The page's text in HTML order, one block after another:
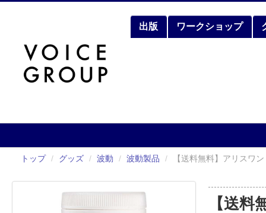
出版 ワークショップ
トップ / グッズ / 波動 / 波動製品 / 【送料無料】アリスワ
【送